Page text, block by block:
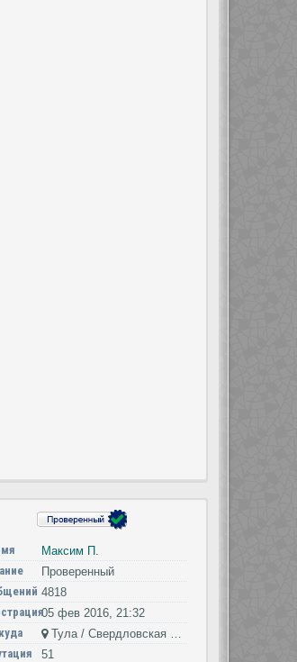
Максим П.
Проверенный
4818
05 фев 2016, 21:32
Тула / Свердловская область
51